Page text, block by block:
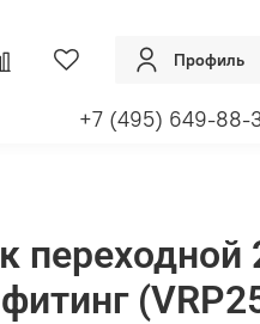
Профиль
+7 (495) 649-88-
переходной